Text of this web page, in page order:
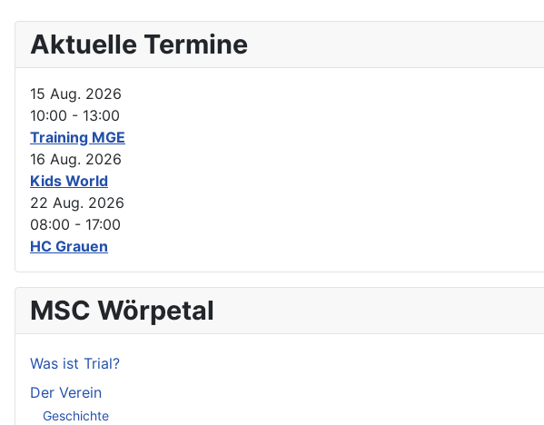
Aktuelle Termine
15 Aug. 2026
10:00 - 13:00
Training MGE
16 Aug. 2026
Kids World
22 Aug. 2026
08:00 - 17:00
HC Grauen
MSC Wörpetal
Was ist Trial?
Der Verein
Geschichte